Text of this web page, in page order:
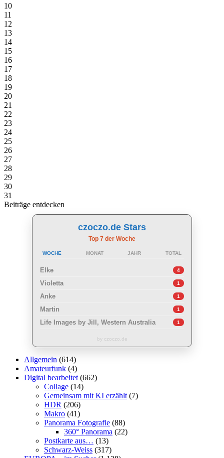
10
11
12
13
14
15
16
17
18
19
20
21
22
23
24
25
26
27
28
29
30
31
Beiträge entdecken
czoczo.de Stars
Top 7 der Woche
WOCHE MONAT JAHR TOTAL
Elke 4
Violetta 1
Anke 1
Martin 1
Life Images by Jill, Western Australia 1
by czoczo.de
Allgemein (614)
Amateurfunk (4)
Digital bearbeitet (662)
Collage (14)
Gemeinsam mit KI erzählt (7)
HDR (206)
Makro (41)
Panorama Fotografie (88)
360° Panorama (22)
Postkarte aus… (13)
Schwarz-Weiss (317)